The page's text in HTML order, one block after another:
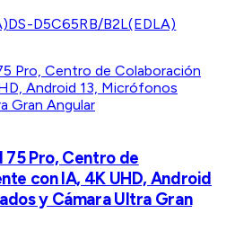
DS-D5C65RB/B2L(EDLA)
75 Pro, Centro de
con IA, 4K UHD, Android
y Cámara Ultra Gran